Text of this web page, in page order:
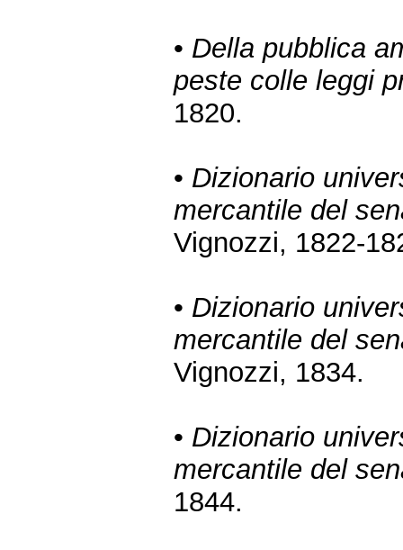
• Della pubblica
peste colle leggi
1820.
• Dizionario
mercantile del
Vignozzi, 1822-
• Dizionario
mercantile del
Vignozzi, 1834.
• Dizionario
mercantile del
1844.